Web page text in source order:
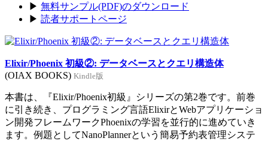
▶ 無料サンプル(PDF)のダウンロード
▶ 読者サポートページ
Elixir/Phoenix 初級②: データベースとクエリ構造体
(OIAX BOOKS) Kindle版
本書は、『Elixir/Phoenix初級』シリーズの第2巻です。前巻
に引き続き、プログラミング言語ElixirとWebアプリケーショ
ン開発フレームワークPhoenixの学習を並行的に進めていき
ます。例題としてNanoPlannerという簡易予約表管理システ